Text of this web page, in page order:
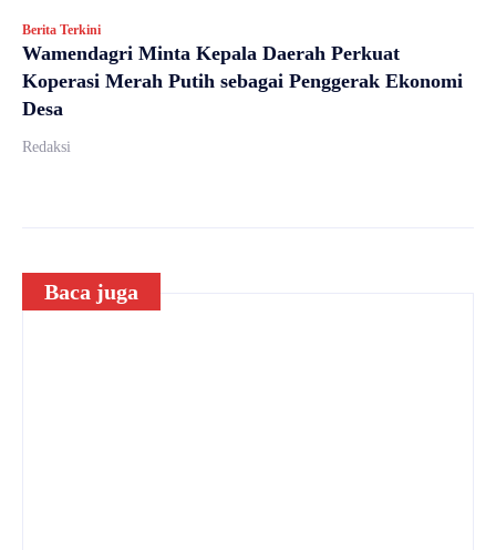
Berita Terkini
Wamendagri Minta Kepala Daerah Perkuat
Koperasi Merah Putih sebagai Penggerak Ekonomi
Desa
Redaksi
Baca juga